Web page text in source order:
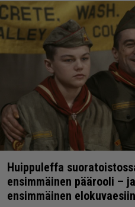
Huippuleffa
ensimmäinen päärooli –
ensimmäinen